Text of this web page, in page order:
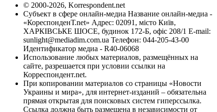
© 2000-2026, Korrespondent.net
Субъект в сфере онлайн-медиа Название онлайн-медиа -
«КореспонденТ.net» Адрес: 02091, місто Київ,
ХАРКІВСЬКЕ ШОСЕ, будинок 172-Б, офіс 208/1 E-mail:
sunlight@mediadim.com.ua Телефон: 044-205-43-00
Идентификатор медиа - R40-06068
Использование любых материалов, размещённых на
сайте, разрешается при условии ссылки на
Корреспондент.net.
При копировании материалов со страницы «Новости
Украины и мира», для интернет-изданий – обязательна
прямая открытая для поисковых систем гиперссылка.
Ссылка должна быть размещена в независимости от